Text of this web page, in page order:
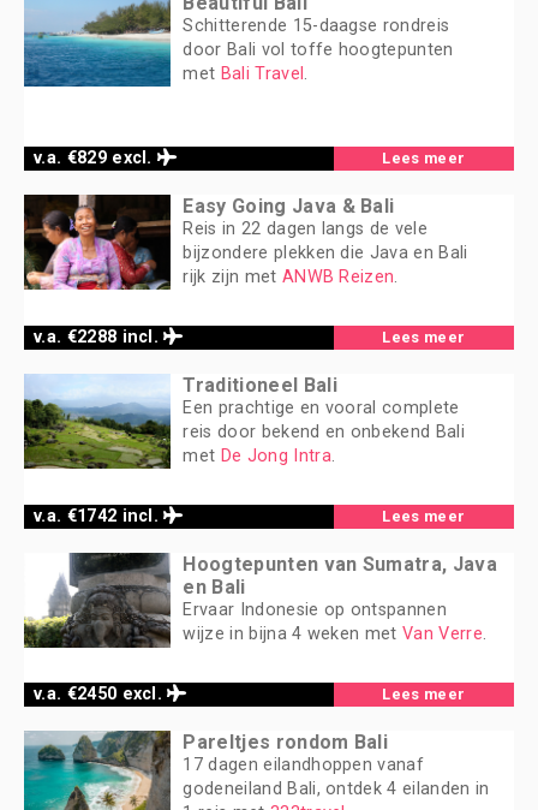
v.a. €829 excl.
Schitterende 15-daagse rondreis
door Bali vol toffe hoogtepunten
met Bali Travel .
Lees meer
v.a. €2288 incl.
Easy Going Java & Bali
Reis in 22 dagen langs de vele
bijzondere plekken die Java en Bali
rijk zijn met ANWB Reizen.
Lees meer
v.a. €1742 incl.
Traditioneel Bali
Een prachtige en vooral complete
reis door bekend en onbekend Bali
met De Jong Intra.
Lees meer
v.a. €2450 excl.
Hoogtepunten van Sumatra, Java
en Bali
Ervaar Indonesie op ontspannen
wijze in bijna 4 weken metVan Verre.
Lees meer
Pareltjes rondom Bali
17 dagen eilandhoppen vanaf
godeneiland Bali, ontdek 4 eilanden in